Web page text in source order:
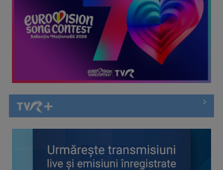
(P) 5 platforme de meditații online din România în 2026
(P) Plajele din broșuri și regulile pentru vizitatori: ce nu îți